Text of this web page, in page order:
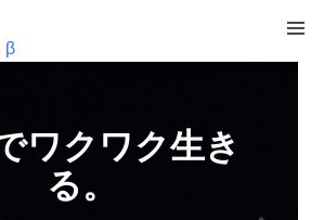
β
ワクワク生き
る。